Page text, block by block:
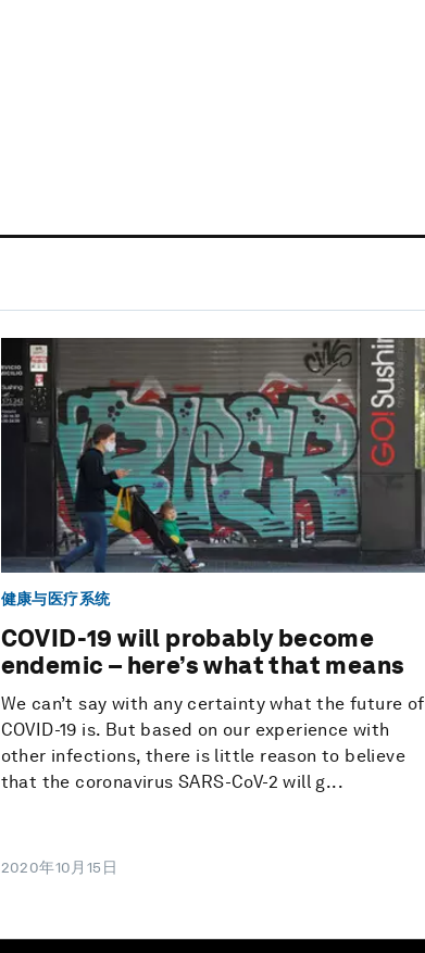
健康与医疗系统
COVID-19 will probably become
endemic – here’s what that means
We can’t say with any certainty what the future of
COVID-19 is. But based on our experience with
other infections, there is little reason to believe
that the coronavirus SARS-CoV-2 will g...
2020年10月15日